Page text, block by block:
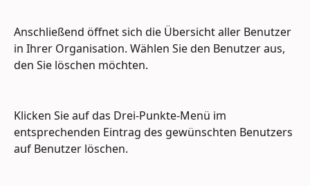
Anschließend öffnet sich die Übersicht aller Benutzer
in Ihrer Organisation. Wählen Sie den Benutzer aus,
den Sie löschen möchten.
Klicken Sie auf das Drei-Punkte-Menü im
entsprechenden Eintrag des gewünschten Benutzers
auf Benutzer löschen.